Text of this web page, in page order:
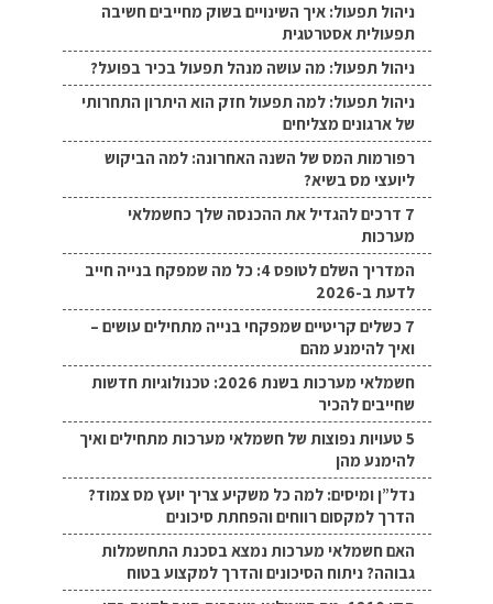
ניהול תפעול: איך השינויים בשוק מחייבים חשיבה
תפעולית אסטרטגית
ניהול תפעול: מה עושה מנהל תפעול בכיר בפועל?
ניהול תפעול: למה תפעול חזק הוא היתרון התחרותי
של ארגונים מצליחים
רפורמות המס של השנה האחרונה: למה הביקוש
ליועצי מס בשיא?
7 דרכים להגדיל את ההכנסה שלך כחשמלאי
מערכות
המדריך השלם לטופס 4: כל מה שמפקח בנייה חייב
לדעת ב-2026
7 כשלים קריטיים שמפקחי בנייה מתחילים עושים –
ואיך להימנע מהם
חשמלאי מערכות בשנת 2026: טכנולוגיות חדשות
שחייבים להכיר
5 טעויות נפוצות של חשמלאי מערכות מתחילים ואיך
להימנע מהן
נדל”ן ומיסים: למה כל משקיע צריך יועץ מס צמוד?
הדרך למקסום רווחים והפחתת סיכונים
האם חשמלאי מערכות נמצא בסכנת התחשמלות
גבוהה? ניתוח הסיכונים והדרך למקצוע בטוח